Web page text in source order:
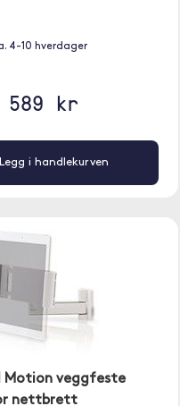
4-10 hverdager
589 kr
Legg i handlekurven
Motion veggfeste
nettbrett